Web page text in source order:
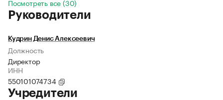
Посмотреть все (30)
Руководители
Кудрин Денис Алексеевич
Должность
Директор
ИНН
550101074734
Учредители